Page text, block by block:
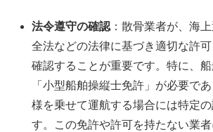
法令遵守の確認：散骨業者が、海
全法などの法律に基づき適切な許
確認することが重要です。特に、
「小型船舶操縦士免許」が必要で
様を乗せて運航する場合には特定
す。この免許や許可を持たない業